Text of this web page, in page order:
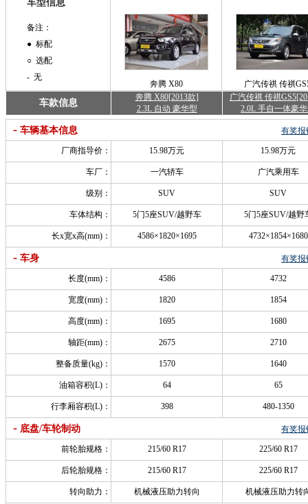
车型信息
备注：
● 标配
○ 选配
- 无
奔腾 X80 广汽传祺 传祺
车款信息
奔腾 X80[2013款]
2.3L 自动 豪华型
广汽传祺 传祺
2.0L 手自一体豪
有奖报
- 车辆基本信息
厂商指导价： 15.98万元 15.98万元
车厂： 一汽轿车 广汽乘用车
级别： SUV SUV
车体结构： 5门5座SUV/越野车 5门5座SUV/越野
长x宽x高(mm)： 4586×1820×1695 4732×1854×1680
有奖报
- 车身
长度(mm)： 4586 4732
宽度(mm)： 1820 1854
高度(mm)： 1695 1680
轴距(mm)： 2675 2710
整备质量(kg)： 1570 1640
油箱容积(L)： 64 65
行李厢容积(L)： 398 480-1350
有奖报
- 底盘/车轮制动
前轮胎规格： 215/60 R17 225/60 R17
后轮胎规格： 215/60 R17 225/60 R17
转向助力： 机械液压助力转向 机械液压助力转